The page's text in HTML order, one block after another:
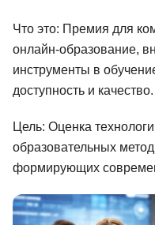
Что это: Премия для
онлайн-образование,
инструменты в
доступность и качество.
Цель: Оценка
образовательных
формирующих
Дизайн
Аналитика
Иностранные языки
Soft Skills
ДПО